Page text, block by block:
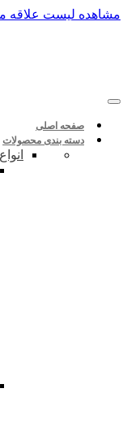
پرش
مشاهده لیست علاقه
صفحه اصلی
دسته بندی محصولات